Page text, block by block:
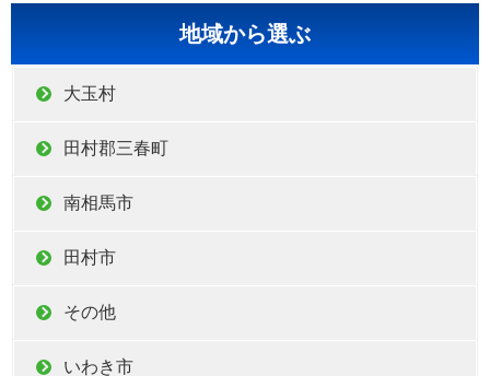
地域から選ぶ
大玉村
田村郡三春町
南相馬市
田村市
その他
いわき市